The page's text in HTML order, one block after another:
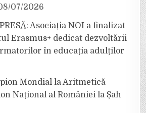
07/2026
Asociația NOI a finalizat
Erasmus+ dedicat dezvoltării
în educația adulților
Mondial la Aritmetică
Național al României la Șah